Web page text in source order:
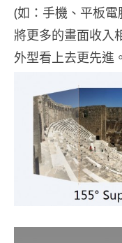
(如：手機、平板
將更多的畫面收入
外型看上去更先進。